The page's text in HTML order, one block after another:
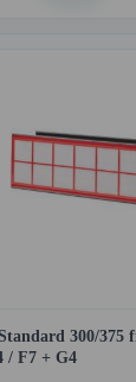
300/375
/ F7 + G4